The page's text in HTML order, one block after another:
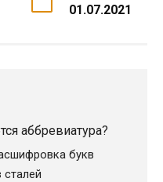
01.07.2021
аббревиатура?
букв